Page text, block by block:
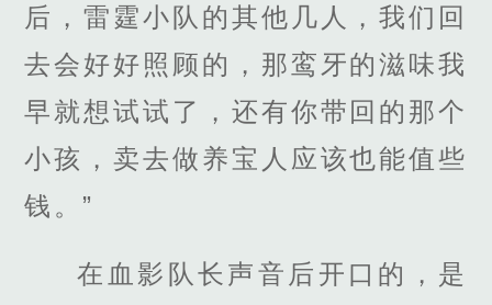
后，雷霆小队的其他几人，我们回
去会好好照顾的，那鸾牙的滋味我
早就想试试了，还有你带回的那个
小孩，卖去做养宝人应该也能值些
钱。”
在血影队长声音后开口的，是